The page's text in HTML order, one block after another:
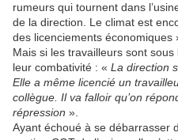
rumeurs qui tournent dans
de la direction. Le climat est
des licenciements économiques
Mais si les travailleurs sont
leur combativité : « La direction
Elle a même licencié un
collègue. Il va falloir qu’on
répression ».
Ayant échoué à se débarrasser